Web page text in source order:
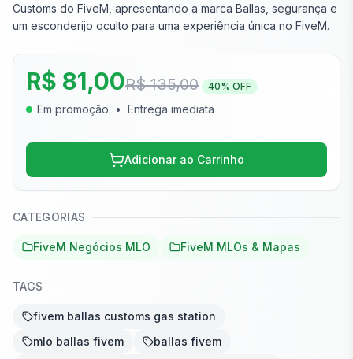
Customs do FiveM, apresentando a marca Ballas, segurança e
um esconderijo oculto para uma experiência única no FiveM.
R$ 81,00R$ 135,00 40% OFF
Em promoção • Entrega imediata
Adicionar ao Carrinho
CATEGORIAS
FiveM Negócios MLO FiveM MLOs & Mapas
TAGS
fivem ballas customs gas station
mlo ballas fivem
ballas fivem